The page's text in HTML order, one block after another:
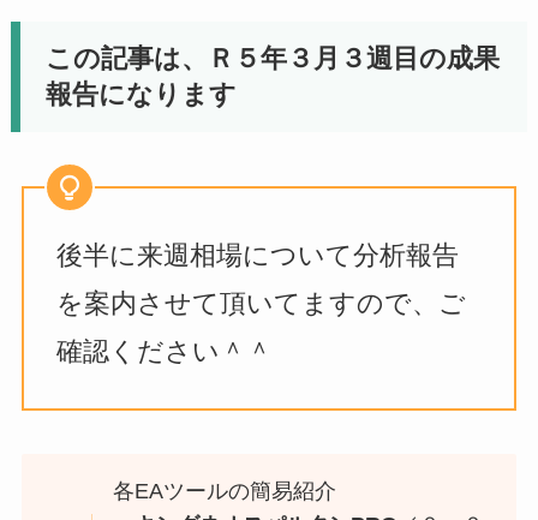
この記事は、Ｒ５年３月３週目の成果
報告になります
後半に来週相場について分析報告
を案内させて頂いてますので、ご
確認ください＾＾
各EAツールの簡易紹介